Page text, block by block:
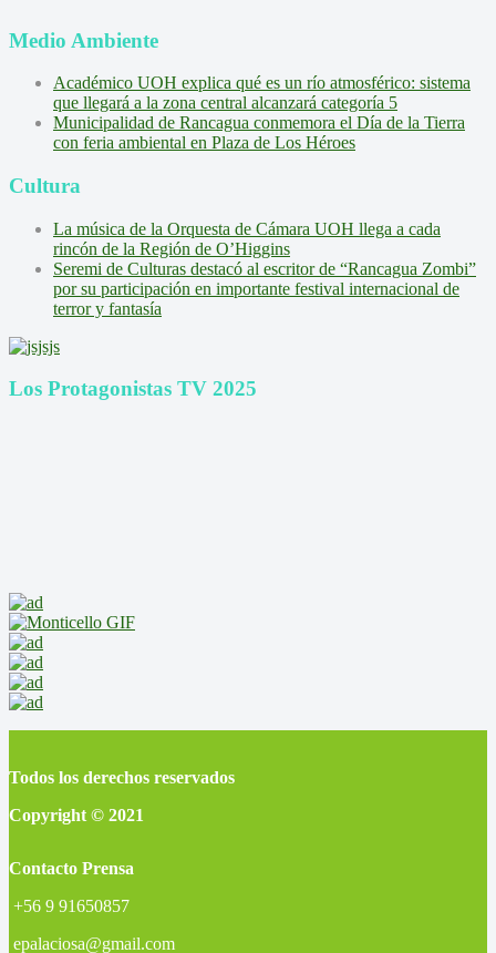
Medio Ambiente
Académico UOH explica qué es un río atmosférico: sistema
que llegará a la zona central alcanzará categoría 5
Municipalidad de Rancagua conmemora el Día de la Tierra
con feria ambiental en Plaza de Los Héroes
Cultura
La música de la Orquesta de Cámara UOH llega a cada
rincón de la Región de O’Higgins
Seremi de Culturas destacó al escritor de “Rancagua Zombi”
por su participación en importante festival internacional de
terror y fantasía
Los Protagonistas TV 2025
Todos los derechos reservados
Copyright © 2021
Contacto Prensa
+56 9 91650857
epalaciosa@gmail.com